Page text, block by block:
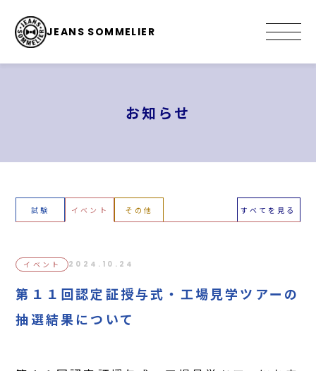
JEANS SOMMELIER
お知らせ
試験 イベント その他 すべてを見る
イベント 2024.10.24
第１１回認定証授与式・工場見学ツアーの
抽選結果について